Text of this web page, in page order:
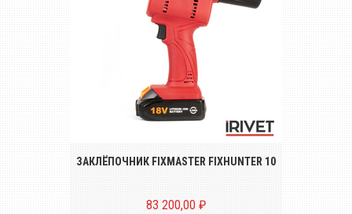
Аккумуляторный инструмент для
установки резьбовых заклёпок размером
ЗАКЛЁПОЧНИК FIXMASTER FIXHUNTER 10
83 200,00 ₽